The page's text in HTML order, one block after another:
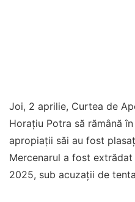
Joi, 2 aprilie, Curtea de
Horațiu Potra să rămână
apropiații săi au fost
Mercenarul a fost
2025, sub acuzații de